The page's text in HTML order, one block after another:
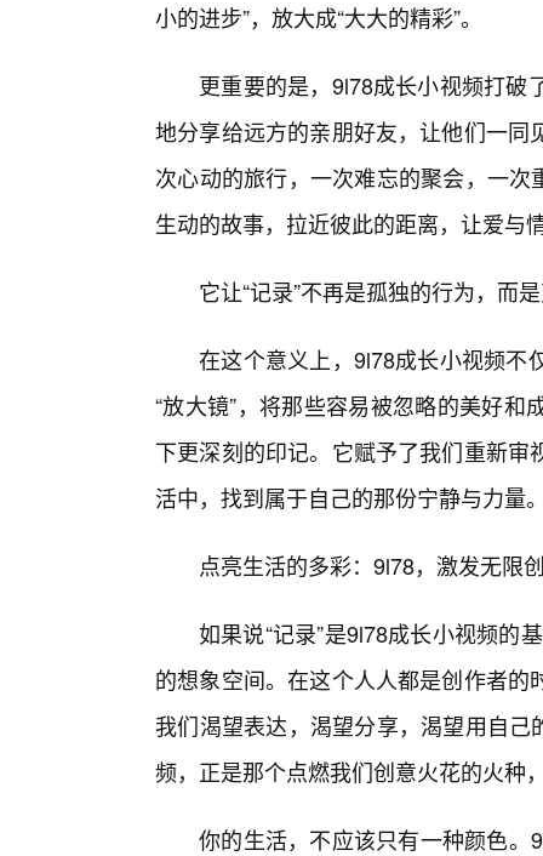
小的进步”，放大成“大大的精彩”。
更重要的是，9l78成长小视频打破
地分享给远方的亲朋好友，让他们一
次心动的旅行，一次难忘的聚会，一
生动的故事，拉近彼此的距离，让爱与
它让“记录”不再是孤独的行为，而
在这个意义上，9l78成长小视频不
“放大镜”，将那些容易被忽略的美好
下更深刻的印记。它赋予了我们重新
活中，找到属于自己的那份宁静与力量
点亮生活的多彩：9l78，激发无限
如果说“记录”是9l78成长小视频的
的想象空间。在这个人人都是创作者
我们渴望表达，渴望分享，渴望用自
频，正是那个点燃我们创意火花的火种
你的生活，不应该只有一种颜色